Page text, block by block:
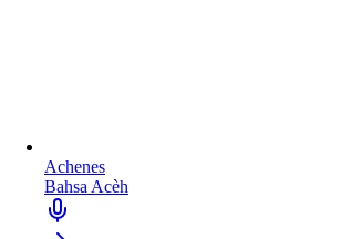
Achenes
Bahsa Acèh